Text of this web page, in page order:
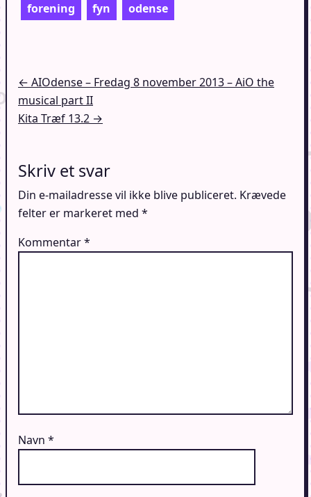
forening fyn odense
Indlægsnavigation
← AIOdense – Fredag 8 november 2013 – AiO the
musical part II
Kita Træf 13.2 →
Skriv et svar
Din e-mailadresse vil ikke blive publiceret. Krævede
felter er markeret med *
Kommentar*
Navn *